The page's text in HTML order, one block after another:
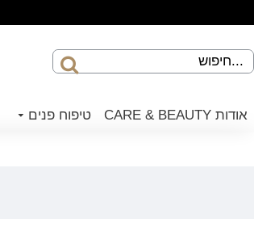
אודות CARE & BEAUTY טיפוח פנים